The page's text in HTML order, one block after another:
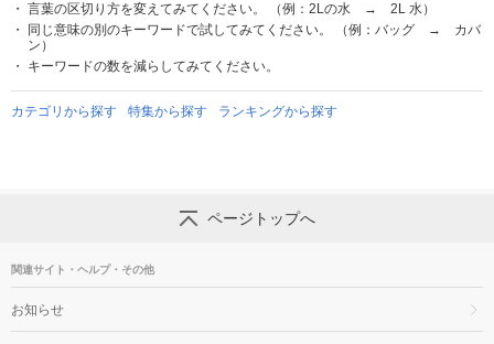
言葉の区切り方を変えてみてください。 （例：2Lの水 → 2L 水）
同じ意味の別のキーワードで試してみてください。 （例：バッグ → カバ
ン）
キーワードの数を減らしてみてください。
カテゴリから探す 特集から探す ランキングから探す
ページトップへ
関連サイト・ヘルプ・その他
お知らせ